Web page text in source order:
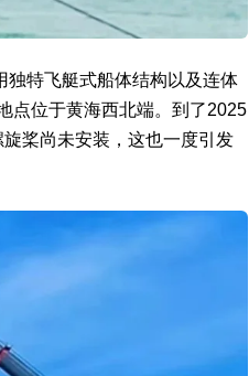
独特飞艇式船体结构以及连体
点位于黄海西北端。到了2025
桨尚未安装，这也一度引发